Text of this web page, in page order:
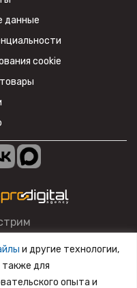
данные
cookie
характер и ни при
размещенные на сайте,
офертой.
и другие технологии,
также для
опыта и